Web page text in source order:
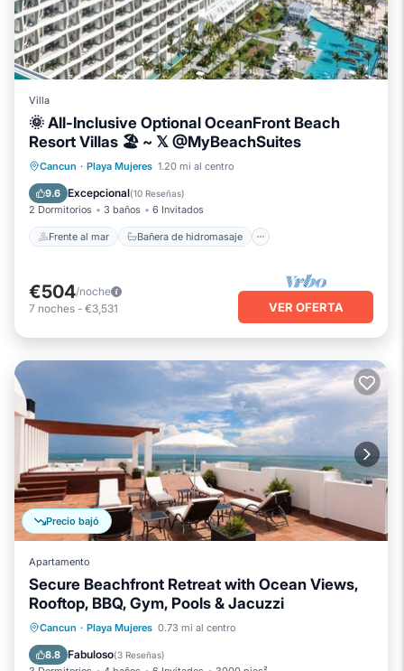
Villa
🌞 All-Inclusive Optional OceanFront Beach
Resort Villas 🏖️ ~ 𝕏 @MyBeachSuites
Cancun · Playa Mujeres 1.20 mi al centro
9.6 Excepcional(10 Reseñas)
2 Dormitorios 3 baños 6 Invitados
Frente al mar Bañera de hidromasaje
Frente al mar
Bañera de hidromasaje
Desayuno
Aparcamiento
€504/noche
7 noches - €3,531 VER OFERTA
Precio bajó
Apartamento
Secure Beachfront Retreat with Ocean Views,
Rooftop, BBQ, Gym, Pools & Jacuzzi
Cancun · Playa Mujeres 0.73 mi al centro
8.8 Fabuloso(3 Reseñas)
Bañera de hidromasaje
Aparcamiento
Piscina
Balcón/Terraza